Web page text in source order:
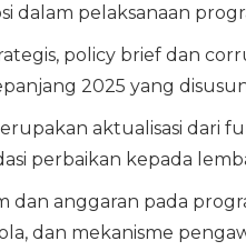
pelaksanaan
policy brief dan
2025 yang
aktualisasi dari
perbaikan kepada
dan anggaran pada
dan mekanisme